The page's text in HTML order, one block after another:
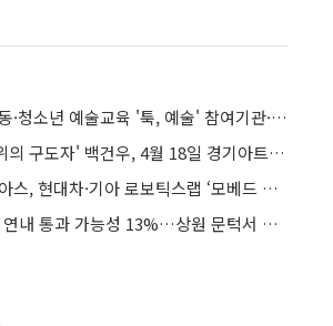
경기아트센터, 아동·청소년 예술교육 '툭, 예술' 참여기관·강사 모집…도내 돌봄기관 45개소 지원
데뷔 70년 '건반 위의 구도자' 백건우, 4월 18일 경기아트센터서 슈베르트와 마주 선다
클로봇 자회사 로아스, 현대차·기아 로보틱스랩 ‘모베드 얼라이언스’ 참여
美 클래리티 법안 연내 통과 가능성 13%…상원 문턱서 제동